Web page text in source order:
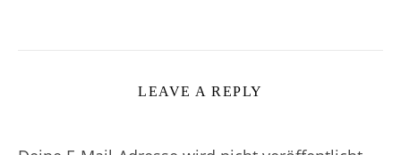
LEAVE A REPLY